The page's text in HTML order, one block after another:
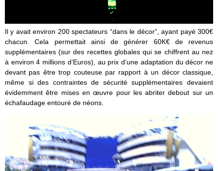
Il y avait environ 200 spectateurs “dans le décor”, ayant payé 300€
chacun. Cela permettait ainsi de générer 60K€ de revenus
supplémentaires (sur des recettes globales qui se chiffrent au nez
à environ 4 millions d’Euros), au prix d’une adaptation du décor ne
devant pas être trop couteuse par rapport à un décor classique,
même si des contraintes de sécurité supplémentaires devaient
évidemment être mises en œuvre pour les abriter debout sur un
échafaudage entouré de néons.